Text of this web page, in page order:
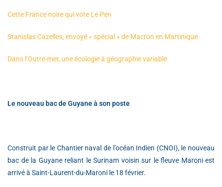
Cette France noire qui vote Le Pen
Stanislas Cazelles, envoyé « spécial » de Macron en Martinique
Dans l’Outre-mer, une écologie à géographie variable
Le nouveau bac de Guyane à son poste
Construit par le Chantier naval de l’océan Indien (CNOI), le nouveau
bac de la Guyane reliant le Surinam voisin sur le fleuve Maroni est
arrivé à Saint-Laurent-du-Maroni le 18 février.